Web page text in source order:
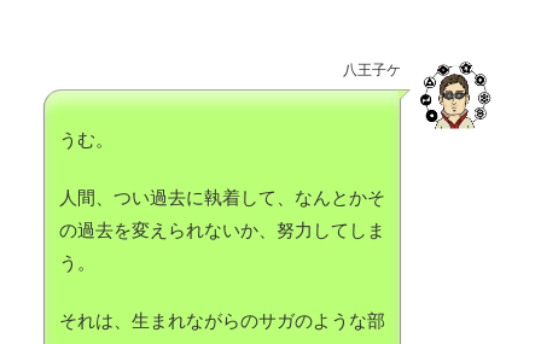
八王子ケ
うむ。
人間、つい過去に執着して、なんとかそ
の過去を変えられないか、努力してしま
う。
それは、生まれながらのサガのような部